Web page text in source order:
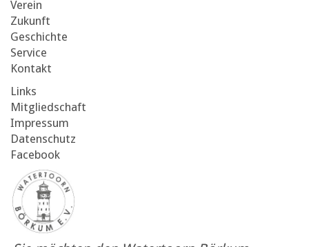
Verein
Zukunft
Geschichte
Service
Kontakt
Links
Mitgliedschaft
Impressum
Datenschutz
Facebook